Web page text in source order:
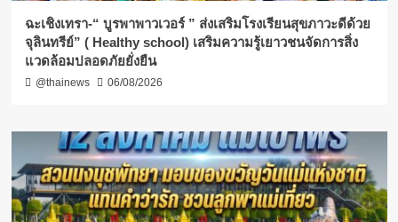
ฉะเชิงเทรา-​“ บูรพาพาวเวอร์ ” ส่งเสริมโรงเรียนสุขภาวะดีด้วย
จุลินทรีย์” ( Healthy school) เสริมความรู้เยาวชนจัดการสิ่ง
แวดล้อมปลอดภัยยั่งยืน
@thainews 06/08/2026